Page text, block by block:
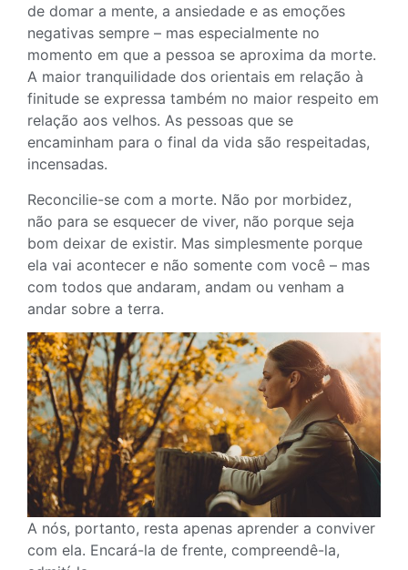
de domar a mente, a ansiedade e as emoções
negativas sempre – mas especialmente no
momento em que a pessoa se aproxima da morte.
A maior tranquilidade dos orientais em relação à
finitude se expressa também no maior respeito em
relação aos velhos. As pessoas que se
encaminham para o final da vida são respeitadas,
incensadas.
Reconcilie-se com a morte. Não por morbidez,
não para se esquecer de viver, não porque seja
bom deixar de existir. Mas simplesmente porque
ela vai acontecer e não somente com você – mas
com todos que andaram, andam ou venham a
andar sobre a terra.
A nós, portanto, resta apenas aprender a conviver
com ela. Encará-la de frente, compreendê-la,